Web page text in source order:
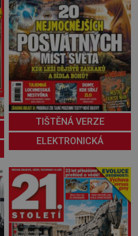
TIŠTĚNÁ VERZE
ELEKTRONICKÁ